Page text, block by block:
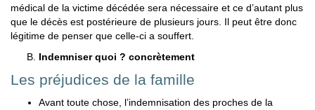
médical de la victime décédée sera nécessaire et ce d’autant plus
que le décès est postérieure de plusieurs jours. Il peut être donc
légitime de penser que celle-ci a souffert.
Indemniser quoi ? concrètement
Les préjudices de la famille
Avant toute chose, l’indemnisation des proches de la